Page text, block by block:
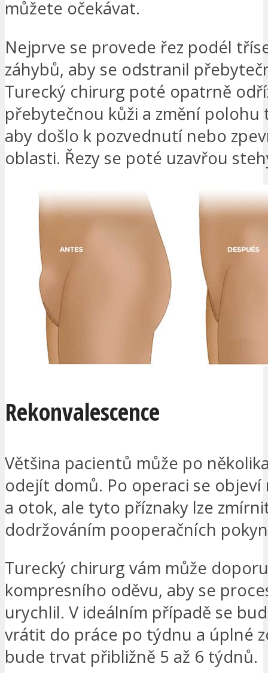
můžete očekávat.
Nejprve se provede řez podél
záhybů, aby se odstranil
Turecký chirurg poté opatrně
přebytečnou kůži a změní polohu
aby došlo k pozvednutí nebo
oblasti. Řezy se poté uzavřou
Rekonvalescence
Většina pacientů může po
odejít domů. Po operaci se
a otok, ale tyto příznaky lze
dodržováním pooperačních
Turecký chirurg vám může
kompresního oděvu, aby se
urychlil. V ideálním případě se
vrátit do práce po týdnu a úplné
bude trvat přibližně 5 až 6 týdnů.